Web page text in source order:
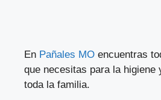
En Pañales MO encuentras
que necesitas para la higiene
toda la familia.